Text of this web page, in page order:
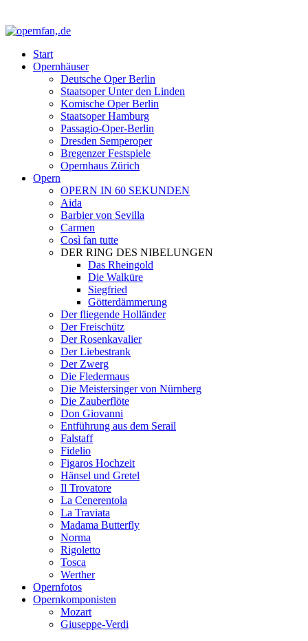
Start
Opernhäuser
Deutsche Oper Berlin
Staatsoper Unter den Linden
Komische Oper Berlin
Staatsoper Hamburg
Passagio-Oper-Berlin
Dresden Semperoper
Bregenzer Festspiele
Opernhaus Zürich
Opern
OPERN IN 60 SEKUNDEN
Aida
Barbier von Sevilla
Carmen
Così fan tutte
DER RING DES NIBELUNGEN
Das Rheingold
Die Walküre
Siegfried
Götterdämmerung
Der fliegende Holländer
Der Freischütz
Der Rosenkavalier
Der Liebestrank
Der Zwerg
Die Fledermaus
Die Meistersinger von Nürnberg
Die Zauberflöte
Don Giovanni
Entführung aus dem Serail
Falstaff
Fidelio
Figaros Hochzeit
Hänsel und Gretel
Il Trovatore
La Cenerentola
La Traviata
Madama Butterfly
Norma
Rigoletto
Tosca
Werther
Opernfotos
Opernkomponisten
Mozart
Giuseppe-Verdi